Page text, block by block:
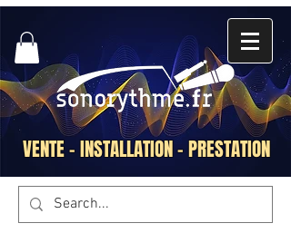
VENTE - INSTALLATION - PRESTATION